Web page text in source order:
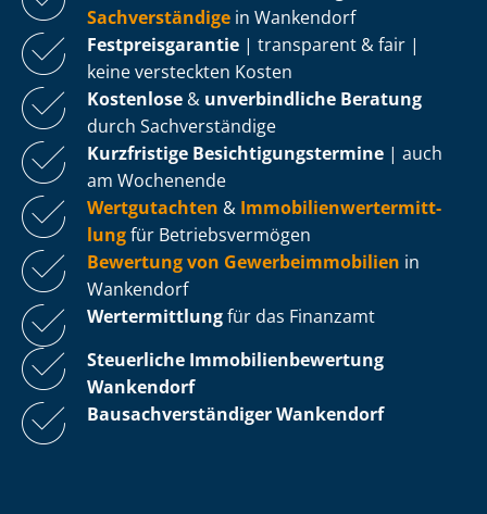
Sachverständige in Wankendorf
Fest­preis­ga­ran­tie | transparent & fair |
keine versteckten Kosten
Kostenlose & unverbindliche Beratung
durch Sachverständige
Kurzfristige Be­sich­ti­gungs­ter­mi­ne | auch
am Wochenende
Wertgutachten & Im­mo­bi­li­en­wert­ermitt­
lungfür Be­triebs­ver­mö­gen
Bewertung von Ge­wer­be­im­mo­bi­li­en in
Wankendorf
Wertermittlungfür das Finanzamt
Steuerliche Im­mo­bi­li­en­be­wer­tung
Wankendorf
Bau­sach­ver­stän­di­ger Wankendorf